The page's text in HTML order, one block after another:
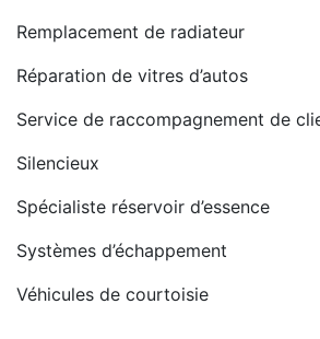
Remplacement de radiateur
Réparation de vitres d’autos
Service de raccompagnement de
Silencieux
Spécialiste réservoir d’essence
Systèmes d’échappement
Véhicules de courtoisie